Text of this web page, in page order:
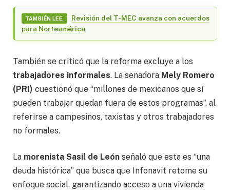
TAMBIÉN LEE.
Revisión del T-MEC avanza con acuerdos
para Norteamérica
También se criticó que la reforma excluye a los
trabajadores informales. La senadora Mely Romero
(PRI) cuestionó que “millones de mexicanos que sí
pueden trabajar quedan fuera de estos programas”, al
referirse a campesinos, taxistas y otros trabajadores
no formales.
La morenista Sasil de León señaló que esta es “una
deuda histórica” que busca que Infonavit retome su
enfoque social, garantizando acceso a una vivienda